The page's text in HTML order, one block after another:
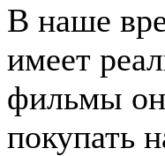
В наше
имеет
фильмы
покупать